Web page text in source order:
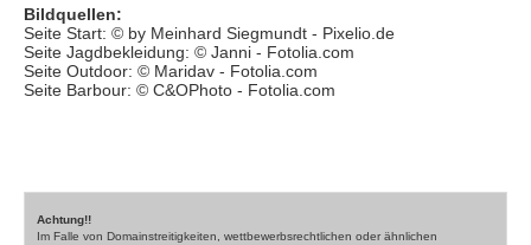
Bildquellen:
Seite Start: © by Meinhard Siegmundt - Pixelio.de
Seite Jagdbekleidung: © Janni - Fotolia.com
Seite Outdoor: © Maridav - Fotolia.com
Seite Barbour: © C&OPhoto - Fotolia.com
Achtung!!
Im Falle von Domainstreitigkeiten, wettbewerbsrechtlichen oder ähnlichen